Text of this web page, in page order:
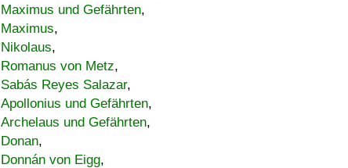
Maximus und Gefährten,
Maximus,
Nikolaus,
Romanus von Metz,
Sabás Reyes Salazar,
Apollonius und Gefährten,
Archelaus und Gefährten,
Donan,
Donnán von Eigg,